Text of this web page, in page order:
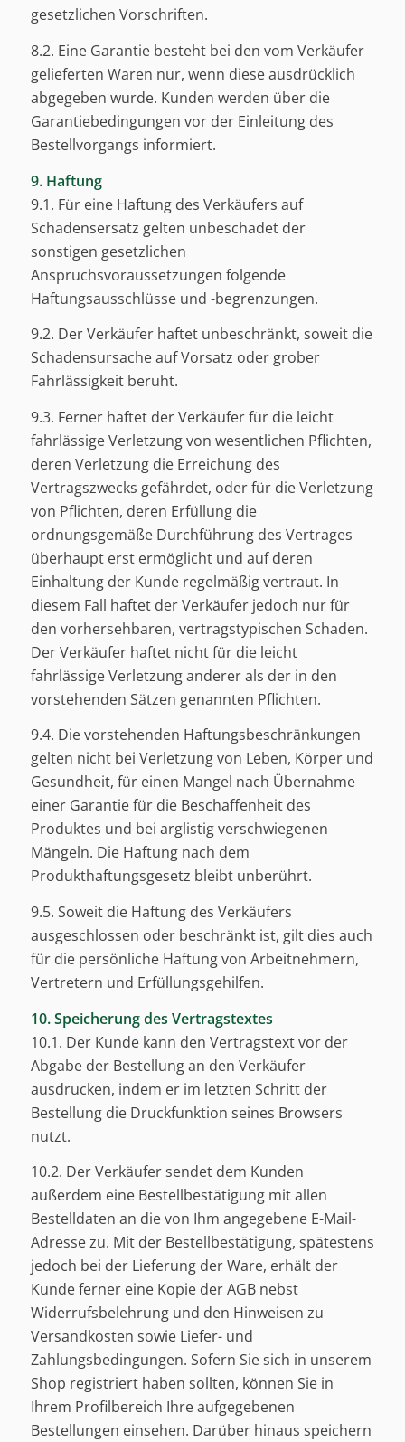
gesetzlichen Vorschriften.
8.2. Eine Garantie besteht bei den vom Verkäufer
gelieferten Waren nur, wenn diese ausdrücklich
abgegeben wurde. Kunden werden über die
Garantiebedingungen vor der Einleitung des
Bestellvorgangs informiert.
9. Haftung
9.1. Für eine Haftung des Verkäufers auf
Schadensersatz gelten unbeschadet der
sonstigen gesetzlichen
Anspruchsvoraussetzungen folgende
Haftungsausschlüsse und -begrenzungen.
9.2. Der Verkäufer haftet unbeschränkt, soweit die
Schadensursache auf Vorsatz oder grober
Fahrlässigkeit beruht.
9.3. Ferner haftet der Verkäufer für die leicht
fahrlässige Verletzung von wesentlichen Pflichten,
deren Verletzung die Erreichung des
Vertragszwecks gefährdet, oder für die Verletzung
von Pflichten, deren Erfüllung die
ordnungsgemäße Durchführung des Vertrages
überhaupt erst ermöglicht und auf deren
Einhaltung der Kunde regelmäßig vertraut. In
diesem Fall haftet der Verkäufer jedoch nur für
den vorhersehbaren, vertragstypischen Schaden.
Der Verkäufer haftet nicht für die leicht
fahrlässige Verletzung anderer als der in den
vorstehenden Sätzen genannten Pflichten.
9.4. Die vorstehenden Haftungsbeschränkungen
gelten nicht bei Verletzung von Leben, Körper und
Gesundheit, für einen Mangel nach Übernahme
einer Garantie für die Beschaffenheit des
Produktes und bei arglistig verschwiegenen
Mängeln. Die Haftung nach dem
Produkthaftungsgesetz bleibt unberührt.
9.5. Soweit die Haftung des Verkäufers
ausgeschlossen oder beschränkt ist, gilt dies auch
für die persönliche Haftung von Arbeitnehmern,
Vertretern und Erfüllungsgehilfen.
10. Speicherung des Vertragstextes
10.1. Der Kunde kann den Vertragstext vor der
Abgabe der Bestellung an den Verkäufer
ausdrucken, indem er im letzten Schritt der
Bestellung die Druckfunktion seines Browsers
nutzt.
10.2. Der Verkäufer sendet dem Kunden
außerdem eine Bestellbestätigung mit allen
Bestelldaten an die von Ihm angegebene E-Mail-
Adresse zu. Mit der Bestellbestätigung, spätestens
jedoch bei der Lieferung der Ware, erhält der
Kunde ferner eine Kopie der AGB nebst
Widerrufsbelehrung und den Hinweisen zu
Versandkosten sowie Liefer- und
Zahlungsbedingungen. Sofern Sie sich in unserem
Shop registriert haben sollten, können Sie in
Ihrem Profilbereich Ihre aufgegebenen
Bestellungen einsehen. Darüber hinaus speichern